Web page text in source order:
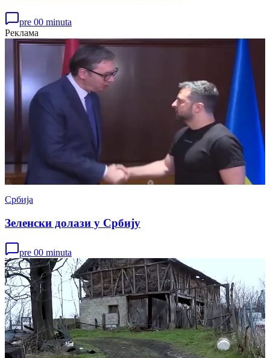
pre 00 minuta
Реклама
Србија
Зеленски долази у Србију
pre 00 minuta